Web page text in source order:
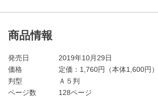
商品情報
発売日
2019年10月29日
価格
定価： 1,760円（本体1,600円）
判型
Ａ５判
ページ数
128ページ